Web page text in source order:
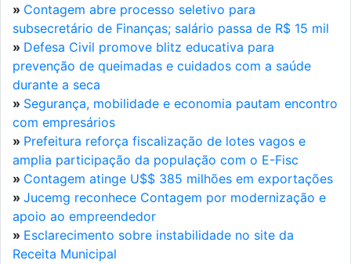
» Contagem abre processo seletivo para
subsecretário de Finanças; salário passa de R$ 15 mil
» Defesa Civil promove blitz educativa para
prevenção de queimadas e cuidados com a saúde
durante a seca
» Segurança, mobilidade e economia pautam encontro
com empresários
» Prefeitura reforça fiscalização de lotes vagos e
amplia participação da população com o E-Fisc
» Contagem atinge U$$ 385 milhões em exportações
» Jucemg reconhece Contagem por modernização e
apoio ao empreendedor
» Esclarecimento sobre instabilidade no site da
Receita Municipal